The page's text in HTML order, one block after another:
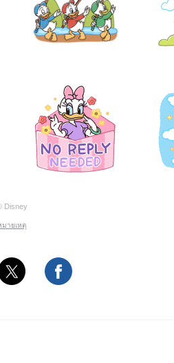
Disney
มายเหตุ